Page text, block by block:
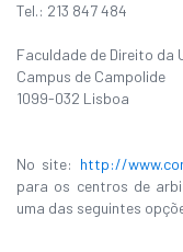
Tel.: 213 847 484
Faculdade de Direito da
Campus de Campolide
1099-032 Lisboa
No site: http://
para os centros de
uma das seguintes